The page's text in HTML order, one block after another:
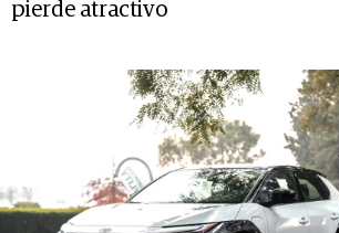
pierde atractivo